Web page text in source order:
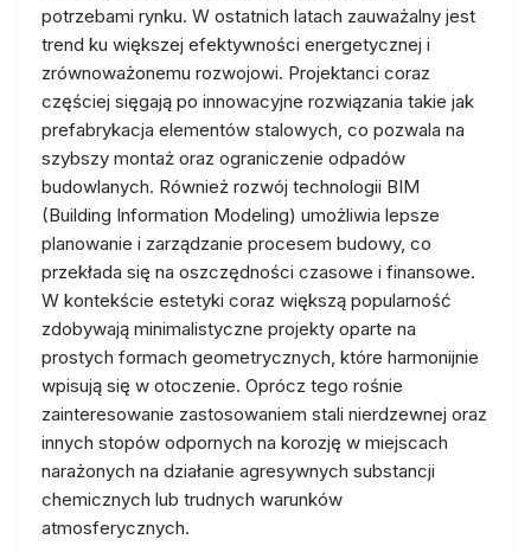
potrzebami rynku. W ostatnich latach zauważalny jest
trend ku większej efektywności energetycznej i
zrównoważonemu rozwojowi. Projektanci coraz
częściej sięgają po innowacyjne rozwiązania takie jak
prefabrykacja elementów stalowych, co pozwala na
szybszy montaż oraz ograniczenie odpadów
budowlanych. Również rozwój technologii BIM
(Building Information Modeling) umożliwia lepsze
planowanie i zarządzanie procesem budowy, co
przekłada się na oszczędności czasowe i finansowe.
W kontekście estetyki coraz większą popularność
zdobywają minimalistyczne projekty oparte na
prostych formach geometrycznych, które harmonijnie
wpisują się w otoczenie. Oprócz tego rośnie
zainteresowanie zastosowaniem stali nierdzewnej oraz
innych stopów odpornych na korozję w miejscach
narażonych na działanie agresywnych substancji
chemicznych lub trudnych warunków
atmosferycznych.